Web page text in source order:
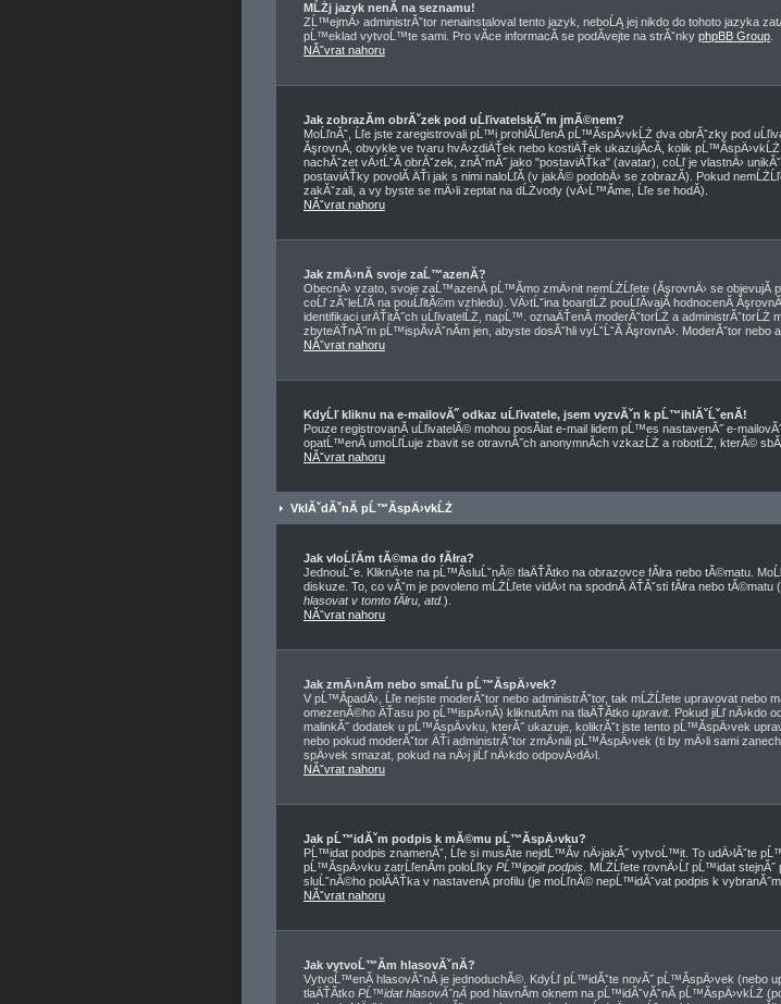
MĹŻj jazyk nenĂ­ na seznamu!
ZĹ™ejmÄ› administrĂˇtor nenainstaloval tento jazyk, neboĹĄ jej nikdo do tohoto jazyka
pĹ™eklad vytvoĹ™te sami. Pro vĂ­ce informacĂ­ se podĂ­vejte na strĂˇnky phpBB Group
NĂˇvrat nahoru
Jak zobrazĂ­m obrĂˇzek pod uĹľivatelskĂ˝m jmĂ©nem?
MoĹľnĂˇ, Ĺľe jste zaregistrovali pĹ™i prohlĂ­ĹľenĂ­ pĹ™Ă­spÄ›vkĹŻ dva obrĂˇzky pod
ĂşrovnĂ­, obvykle ve tvaru hvÄ›zdiÄŤek nebo kostiÄŤek ukazujĂ­cĂ­, kolik
nachĂˇzet vÄ›tĹˇĂ­ obrĂˇzek, znĂˇmĂ˝ jako "postaviÄŤka" (avatar), coĹľ je vlastnÄ›
postaviÄŤky povolĂ­ ÄŤi jak s nimi naloĹľĂ­ (v jakĂ© podobÄ› se zobrazĂ­). Pokud
zakĂˇzali, a vy byste se mÄ›li zeptat na dĹŻvody (vÄ›Ĺ™Ă­me, Ĺľe se hodĂ­).
NĂˇvrat nahoru
Jak zmÄ›nĂ­ svoje zaĹ™azenĂ­?
ObecnÄ› vzato, svoje zaĹ™azenĂ­ pĹ™Ă­mo zmÄ›nit nemĹŻĹľete (ĂşrovnÄ› se objevujĂ­
coĹľ zĂˇleĹľĂ­ na pouĹľitĂ©m vzhledu). VÄ›tĹˇina boardĹŻ pouĹľĂ­vajĂ­ hodnocenĂ­
identifikaci urÄŤitĂ˝ch uĹľivatelĹŻ, napĹ™. oznaÄŤenĂ­ moderĂˇtorĹŻ a administrĂˇtorĹŻ
zbyteÄŤnĂ˝m pĹ™ispĂ­vĂˇnĂ­m jen, abyste dosĂˇhli vyĹˇĹˇĂ­ ĂşrovnÄ›. ModerĂˇtor
NĂˇvrat nahoru
KdyĹľ kliknu na e-mailovĂ˝ odkaz uĹľivatele, jsem vyzvĂˇn k pĹ™ihlĂˇĹˇenĂ­!
Pouze registrovanĂ­ uĹľivatelĂ© mohou posĂ­lat e-mail lidem pĹ™es nastavenĂ˝ e-
opatĹ™enĂ­ umoĹľĹuje zbavit se otravnĂ˝ch anonymnĂ­ch vzkazĹŻ a robotĹŻ, kterĂ©
NĂˇvrat nahoru
VklĂˇdĂˇnĂ­ pĹ™Ă­spÄ›vkĹŻ
Jak vloĹľĂ­m tĂ©ma do fĂłra?
JednouĹˇe. KliknÄ›te na pĹ™Ă­sluĹˇnĂ© tlaÄŤĂ­tko na obrazovce fĂłra nebo tĂ©matu.
diskuze. To, co vĂˇm je povoleno mĹŻĹľete vidÄ›t na spodnĂ­ ÄŤĂˇsti fĂłra nebo tĂ©matu
hlasovat v tomto fĂłru, atd.).
NĂˇvrat nahoru
Jak zmÄ›nĂ­m nebo smaĹľu pĹ™Ă­spÄ›vek?
V pĹ™Ă­padÄ›, Ĺľe nejste moderĂˇtor nebo administrĂˇtor, tak mĹŻĹľete upravovat nebo
omezenĂ©ho ÄŤasu po pĹ™ispÄ›nĂ­) kliknutĂ­m na tlaÄŤĂ­tko upravit. Pokud jiĹľ nÄ›kdo
malinkĂ˝ dodatek u pĹ™Ă­spÄ›vku, kterĂ˝ ukazuje, kolikrĂˇt jste tento pĹ™Ă­spÄ›vek
nebo pokud moderĂˇtor ÄŤi administrĂˇtor zmÄ›nili pĹ™Ă­spÄ›vek (ti by mÄ›li sami
spÄ›vek smazat, pokud na nÄ›j jiĹľ nÄ›kdo odpovÄ›dÄ›l.
NĂˇvrat nahoru
Jak pĹ™idĂˇm podpis k mĂ©mu pĹ™Ă­spÄ›vku?
PĹ™idat podpis znamenĂˇ, Ĺľe si musĂ­te nejdĹ™Ă­v nÄ›jakĂ˝ vytvoĹ™it. To udÄ›lĂˇte
pĹ™Ă­spÄ›vku zatrĹľenĂ­m poloĹľky PĹ™ipojit podpis . MĹŻĹľete rovnÄ›Ĺľ pĹ™idat
sluĹˇnĂ©ho polĂ­ÄŤka v nastavenĂ­ profilu (je moĹľnĂ© nepĹ™idĂˇvat podpis k
NĂˇvrat nahoru
Jak vytvoĹ™Ă­m hlasovĂˇnĂ­?
VytvoĹ™enĂ­ hlasovĂˇnĂ­ je jednoduchĂ©. KdyĹľ pĹ™idĂˇte novĂ˝ pĹ™Ă­spÄ›vek (nebo
tlaÄŤĂ­tko PĹ™idat hlasovĂˇnĂ­ pod hlavnĂ­m oknem na pĹ™idĂˇvĂˇnĂ­ pĹ™Ă­spÄ›vkĹŻ